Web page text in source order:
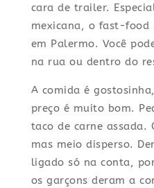
cara de trailer.
mexicana, o fast-food
em Palermo. Você
na rua ou dentro do
A comida é
preço é muito bom.
taco de carne assada.
mas meio disperso.
ligado só na conta,
os garçons deram a